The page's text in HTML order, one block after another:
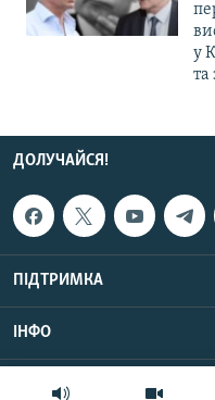
у
та
ДОЛУЧАЙСЯ!
ПІДТРИМКА
ІНФО
©